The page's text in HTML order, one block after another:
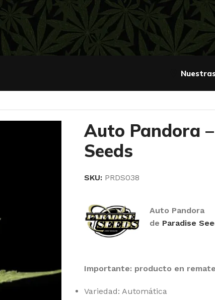
Auto Pandora
Seeds
SKU: PRDS038
Auto Pandora
de Paradise
Importante: producto en
Variedad: Automática